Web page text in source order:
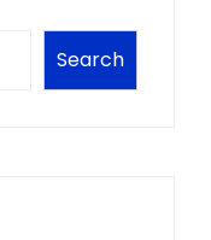
Search